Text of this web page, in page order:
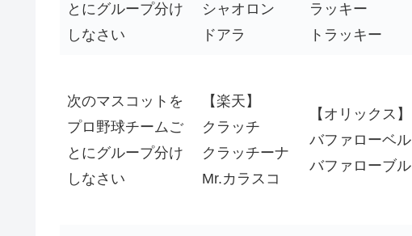
とにグループ分け
しなさい
シャオロン
ドアラ
ラッキー
トラッキー
次のマスコットを
プロ野球チームご
とにグループ分け
しなさい
【楽天】
クラッチ
クラッチーナ
Mr.カラスコ
【オリックス】
バファローベル
バファローブル